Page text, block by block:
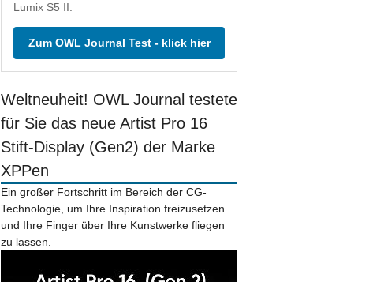
Lumix S5 II.
Zum OWL Journal Test - klick hier
Weltneuheit! OWL Journal testete
für Sie das neue Artist Pro 16
Stift-Display (Gen2) der Marke
XPPen
Ein großer Fortschritt im Bereich der CG-
Technologie, um Ihre Inspiration freizusetzen
und Ihre Finger über Ihre Kunstwerke fliegen
zu lassen.